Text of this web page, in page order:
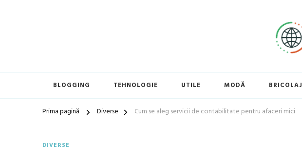
BLOGGING TEHNOLOGIE UTILE MODĂ BRICOLAJ
Prima pagină Diverse Cum se aleg servicii de contabilitate pentru afaceri mici
DIVERSE